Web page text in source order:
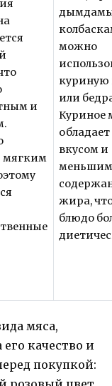
и
мягким
можно
куриную
или
Куриное
вкусом и
жира,
блюдо
мяса,
качество и
покупкой: